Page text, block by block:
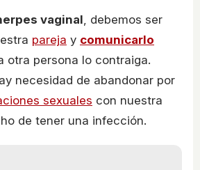
vaginal , debemos ser
pareja y comunicarlo
otra persona lo contraiga.
necesidad de abandonar por
sexuales con nuestra
de tener una infección.